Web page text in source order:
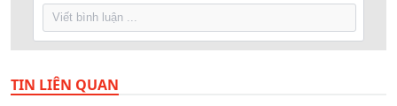
TIN LIÊN QUAN